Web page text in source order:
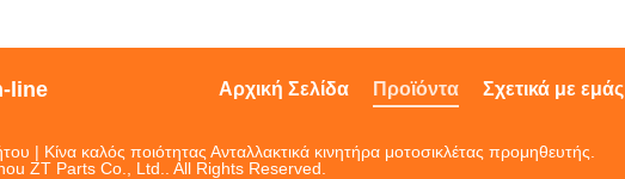
line Σχετικά με εμάς
Προϊόντα
Αρχική Σελίδα
| Κίνα καλός ποιότητας Ανταλλακτικά κινητήρα μοτοσικλέτας προμηθευτής.
ZT Parts Co., Ltd.. All Rights Reserved.